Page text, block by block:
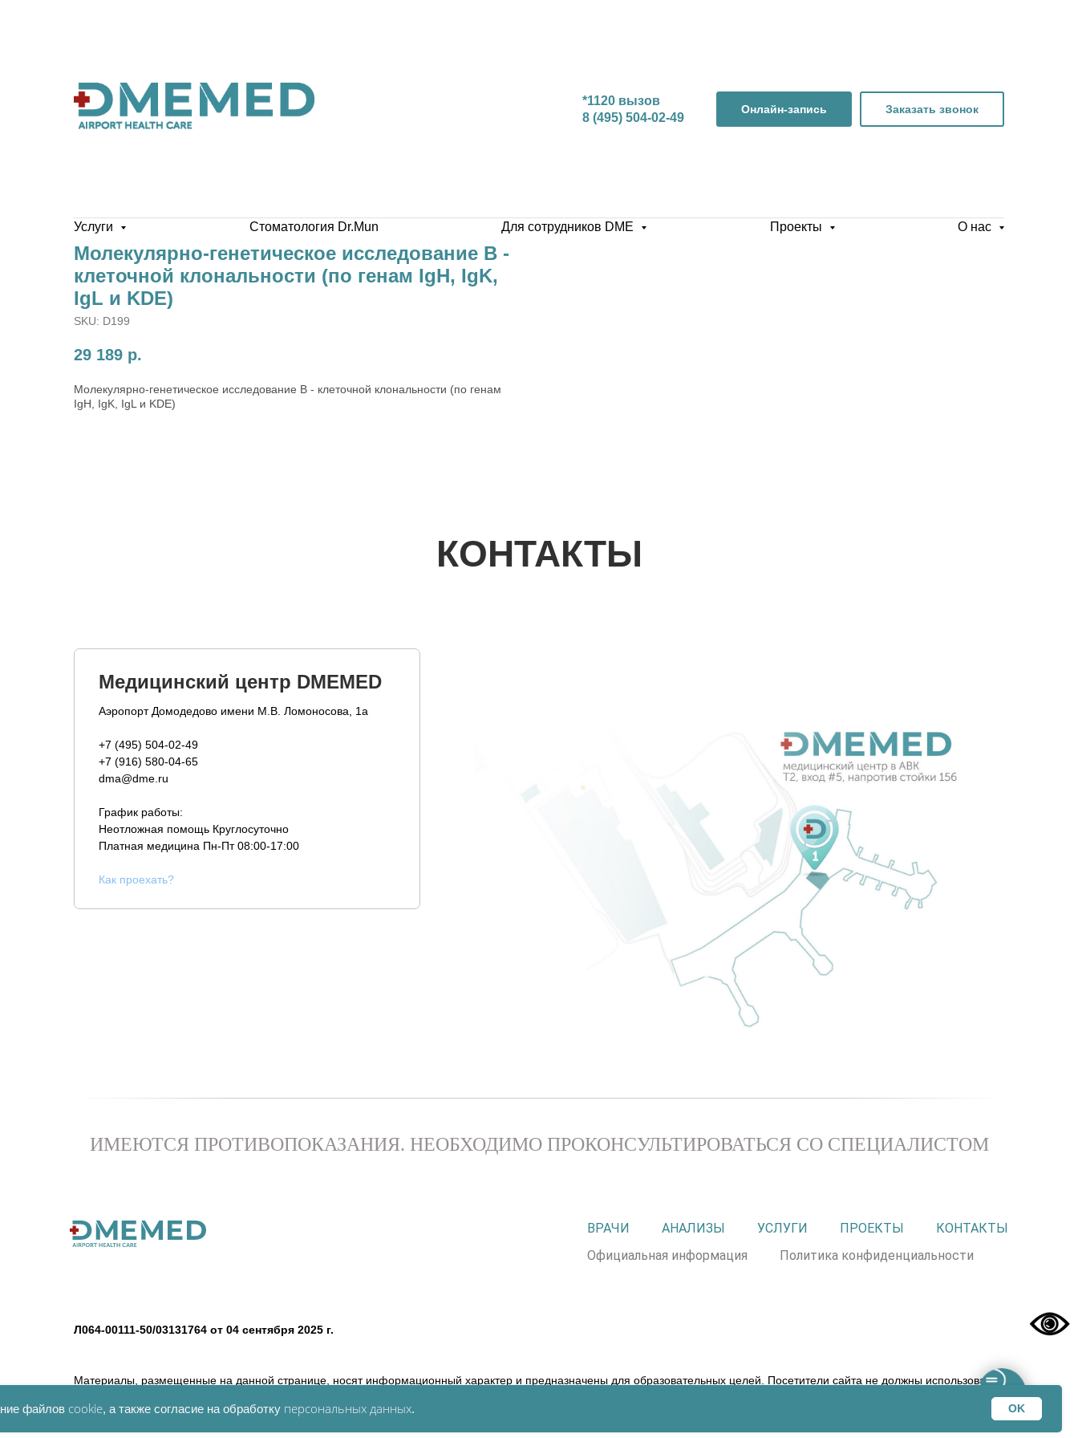
*1120 вызов
8 (495) 504-02-49
Онлайн-запись Заказать звонок
Услуги Стоматология Dr.Mun Для сотрудников DME Проекты О нас
Молекулярно-генетическое исследование В -
клеточной клональности (по генам IgH, IgK,
IgL и KDE)
SKU: D199
29 189 р.
Молекулярно-генетическое исследование В - клеточной клональности (по генам
IgH, IgK, IgL и KDE)
КОНТАКТЫ
Медицинский центр DMEMED
Аэропорт Домодедово имени М.В. Ломоносова, 1а
+7 (495) 504-02-49
+7 (916) 580-04-65
dma@dme.ru
График работы:
Неотложная помощь Круглосуточно
Платная медицина Пн-Пт 08:00-17:00
Как проехать?
ИМЕЮТСЯ ПРОТИВОПОКАЗАНИЯ. НЕОБХОДИМО ПРОКОНСУЛЬТИРОВАТЬСЯ СО СПЕЦИАЛИСТОМ
ВРАЧИ АНАЛИЗЫ УСЛУГИ ПРОЕКТЫ
КОНТАКТЫ
Официальная информация
Политика конфиденциальности
Л064-00111-50/03131764 от 04 сентября 2025 г.
Материалы, размещенные на данной странице, носят информационный характер и предназначены для образовательных целей. Посетители сайта не должны использовать
их в качестве медицинских рекомендаций. Определение диагноза и выбор методики лечения остается исключительной прерогативой вашего лечащего врача! ООО «ЭХК» не
несёт ответственности за возможные негативные последствия, возникшие в результате использования информации, размещенной на сайте dmemed.ru
файлов cookie, а также согласие на обработку персональных данных. OK